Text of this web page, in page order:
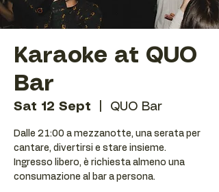
Karaoke at QUO
Bar
Sat 12 Sept QUO Bar
Dalle 21:00 a mezzanotte, una serata per
cantare, divertirsi e stare insieme.
Ingresso libero, è richiesta almeno una
consumazione al bar a persona.